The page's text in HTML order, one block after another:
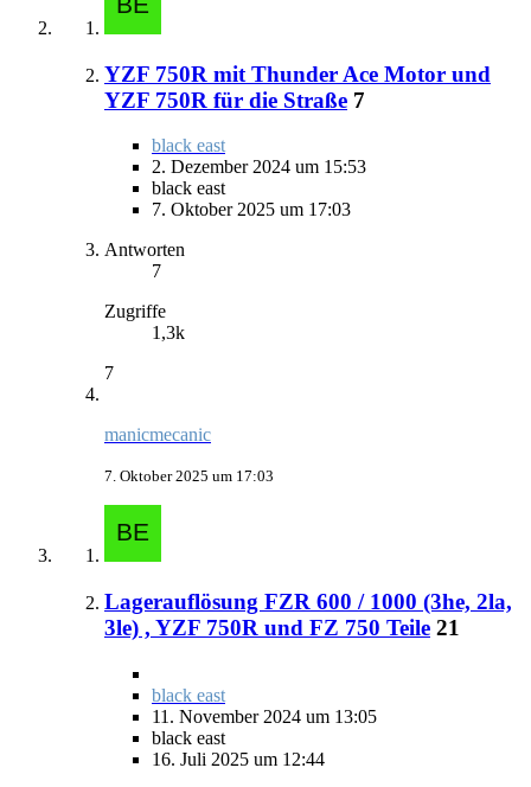
YZF 750R mit Thunder Ace Motor und
YZF 750R für die Straße 7
black east
2. Dezember 2024 um 15:53
black east
7. Oktober 2025 um 17:03
Antworten
7
Zugriffe
1,3k
7
manicmecanic
7. Oktober 2025 um 17:03
Lagerauflösung FZR 600 / 1000 (3he, 2la,
3le) , YZF 750R und FZ 750 Teile 21
black east
11. November 2024 um 13:05
black east
16. Juli 2025 um 12:44